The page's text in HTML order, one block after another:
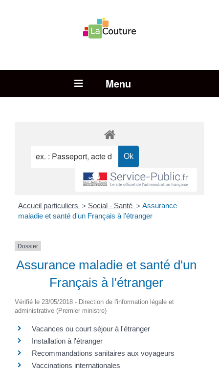
Open Menu
Accueil particuliers > Social - Santé > Assurance
maladie et santé d'un Français à l'étranger
Dossier
Assurance maladie et santé d'un
Français à l'étranger
Vérifié le 23/05/2018 - Direction de l'information légale et
administrative (Premier ministre)
Vacances ou court séjour à l'étranger
Installation à l'étranger
Recommandations sanitaires aux voyageurs
Vaccinations internationales